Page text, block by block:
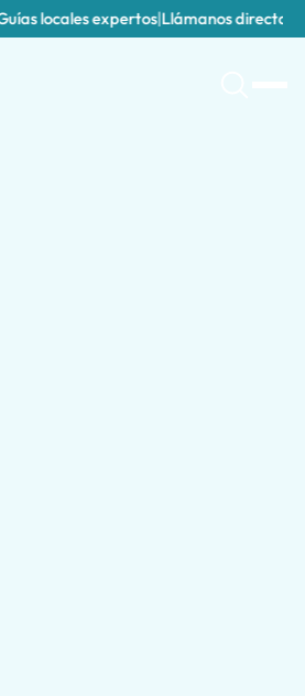
locales expertos|Llámanos